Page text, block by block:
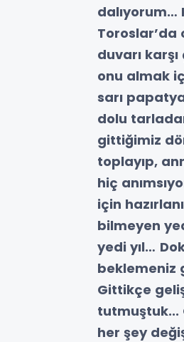
dalıyorum…
Toroslar’da
duvarı
onu almak
sarı
dolu
gittiğimiz
toplayıp,
hiç
için
bilmeyen
yedi yıl…
beklemeniz
Gittikçe
tutmuştuk...
her şey